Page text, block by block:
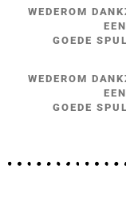
WEDEROM
GOEDE
WEDEROM
GOEDE